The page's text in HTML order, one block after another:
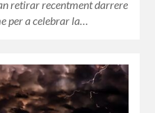
retirar recentment darrere
per a celebrar la…